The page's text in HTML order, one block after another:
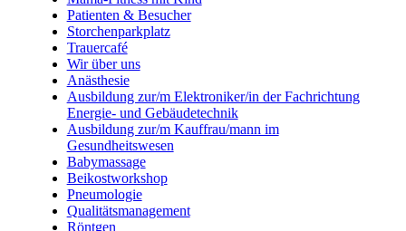
Patienten & Besucher
Storchenparkplatz
Trauercafé
Wir über uns
Anästhesie
Ausbildung zur/m Elektroniker/in der Fachrichtung
Energie- und Gebäudetechnik
Ausbildung zur/m Kauffrau/mann im
Gesundheitswesen
Babymassage
Beikostworkshop
Pneumologie
Qualitätsmanagement
Röntgen